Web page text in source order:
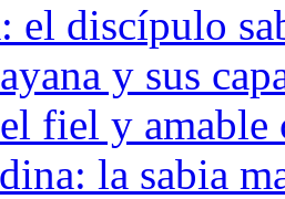
el discípulo
y sus
fiel y amable
la sabia